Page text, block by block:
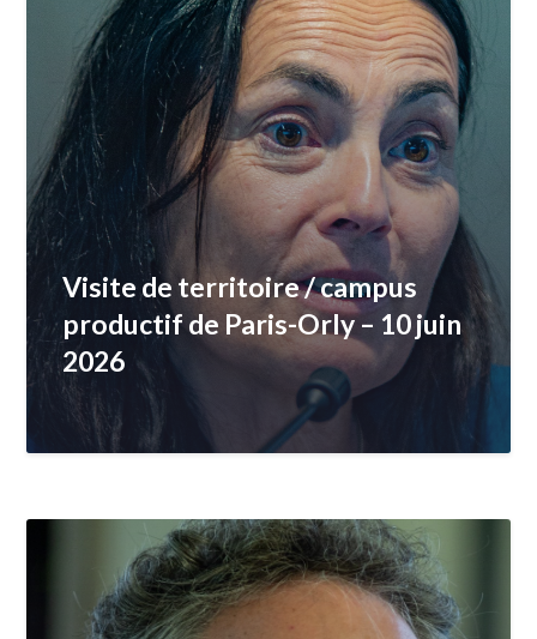
Visite de territoire / campus
productif de Paris-Orly – 10 juin
2026